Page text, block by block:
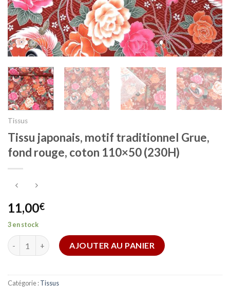
Tissus
Tissu japonais, motif traditionnel Grue,
fond rouge, coton 110×50 (230H)
11,00€
3 en stock
quantité de Tissu japonais, motif traditionnel Grue, fond
AJOUTER AU PANIER
Catégorie :Tissus